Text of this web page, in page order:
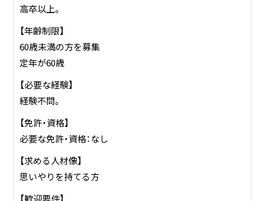
高卒以上。
【年齢制限】
60歳未満の方を募集
定年が60歳
【必要な経験】
経験不問。
【免許・資格】
必要な免許・資格：なし
【求める人材像】
思いやりを持てる方